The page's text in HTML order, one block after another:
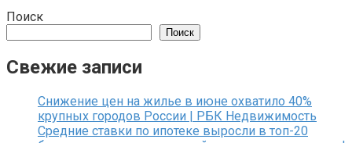
Поиск
Поиск
Свежие записи
Снижение цен на жилье в июне охватило 40%
крупных городов России | РБК Недвижимость
Средние ставки по ипотеке выросли в топ-20